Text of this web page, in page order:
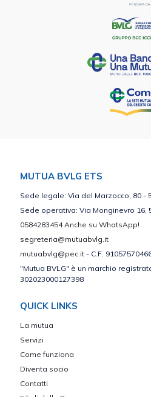
MUTUA BVLG ETS
Sede legale: Via del Marzocco, 80 -
Sede operativa: Via Monginevro 16,
0584283454 Anche su WhatsApp!
segreteria@mutuabvlg.it
mutuabvlg@pec.it - C.F.
"Mutua BVLG" è un marchio
302023000127398
QUICK LINKS
La mutua
Servizi
Come funziona
Diventa socio
Contatti